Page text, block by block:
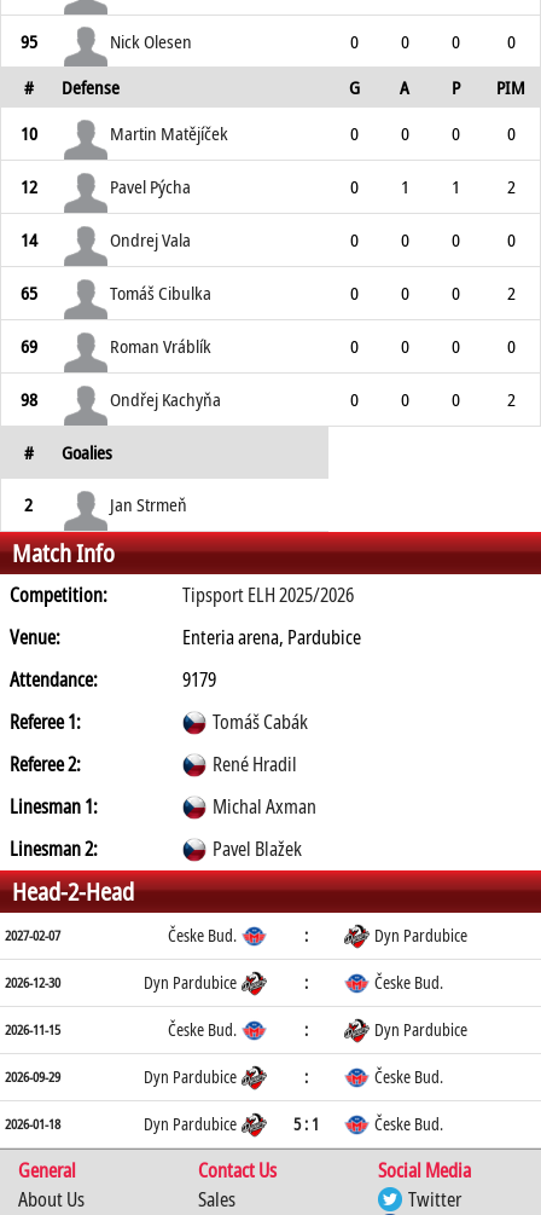
95 Nick Olesen 0 0 0
0
#
Defense G A P
PIM
10
Martin Matějíček 0 0 0 0
12 Pavel Pýcha 0 1 1 2
14 Ondrej Vala 0 0 0 0
65 Tomáš Cibulka 0 0 0 2
69 Roman Vráblík 0 0 0 0
98 Ondřej Kachyňa 0 0 0 2
# Goalies
2 Jan Strmeň
Match Info
Competition:
Tipsport ELH 2025/2026
Venue:
Enteria arena, Pardubice
Attendance:
9179
Referee 1:
Tomáš Cabák
Referee 2:
René Hradil
Linesman 1:
Michal Axman
Linesman 2:
Pavel Blažek
Head-2-Head
2027-02-07 Česke Bud. : Dyn Pardubice
2026-12-30 Dyn Pardubice : Česke Bud.
2026-11-15 Česke Bud. : Dyn Pardubice
2026-09-29 Dyn Pardubice : Česke Bud.
2026-01-18 Dyn Pardubice 5 : 1 Česke Bud.
General Contact Us
Social Media
About Us
Sales
Twitter